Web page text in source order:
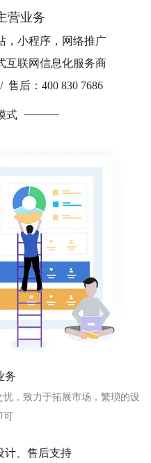
营业务
，小程序，网络推广
互联网信息化服务商
售后：400 830 7686
式
务
，致力于拓展市场，繁琐的设
可
计、售后支持